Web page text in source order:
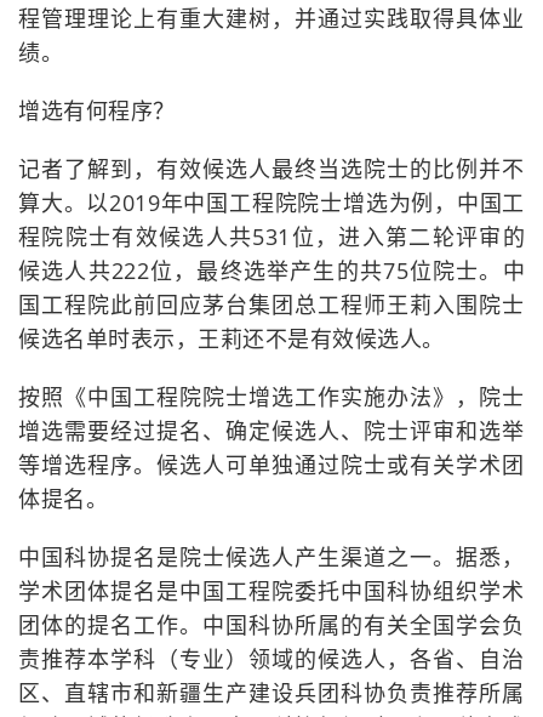
程管理理论上有重大建树，并通过实践取得具体业
绩。
增选有何程序？
记者了解到，有效候选人最终当选院士的比例并不
算大。以2019年中国工程院院士增选为例，中国工
程院院士有效候选人共531位，进入第二轮评审的
候选人共222位，最终选举产生的共75位院士。中
国工程院此前回应茅台集团总工程师王莉入围院士
候选名单时表示，王莉还不是有效候选人。
按照《中国工程院院士增选工作实施办法》，院士
增选需要经过提名、确定候选人、院士评审和选举
等增选程序。候选人可单独通过院士或有关学术团
体提名。
中国科协提名是院士候选人产生渠道之一。据悉，
学术团体提名是中国工程院委托中国科协组织学术
团体的提名工作。中国科协所属的有关全国学会负
责推荐本学科（专业）领域的候选人，各省、自治
区、直辖市和新疆生产建设兵团科协负责推荐所属